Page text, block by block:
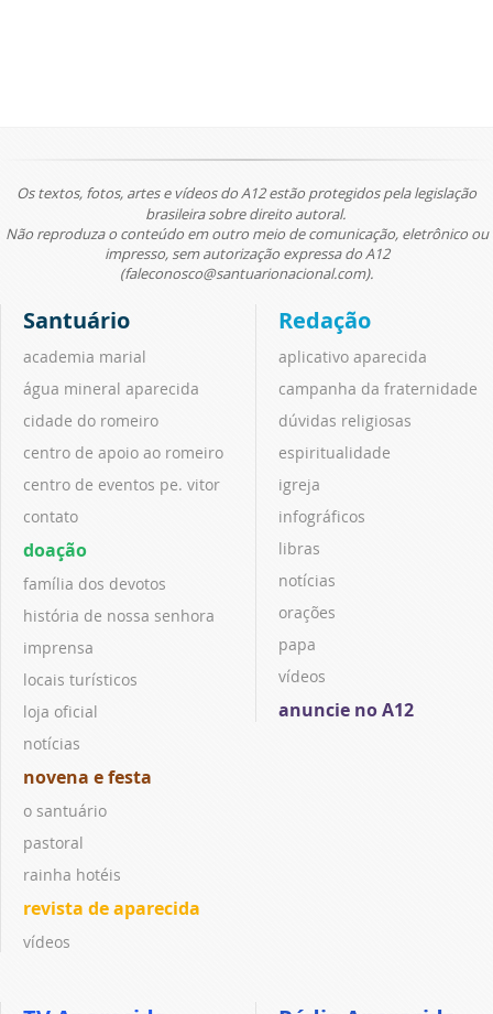
Os textos, fotos, artes e vídeos do A12 estão protegidos pela legislação
brasileira sobre direito autoral.
Não reproduza o conteúdo em outro meio de comunicação, eletrônico ou
impresso, sem autorização expressa do A12
(faleconosco@santuarionacional.com).
Santuário
academia marial
água mineral aparecida
cidade do romeiro
centro de apoio ao romeiro
centro de eventos pe. vitor
contato
doação
família dos devotos
história de nossa senhora
imprensa
locais turísticos
loja oficial
notícias
novena e festa
o santuário
pastoral
rainha hotéis
revista de aparecida
vídeos
Redação
aplicativo aparecida
campanha da fraternidade
dúvidas religiosas
espiritualidade
igreja
infográficos
libras
notícias
orações
papa
vídeos
anuncie no A12